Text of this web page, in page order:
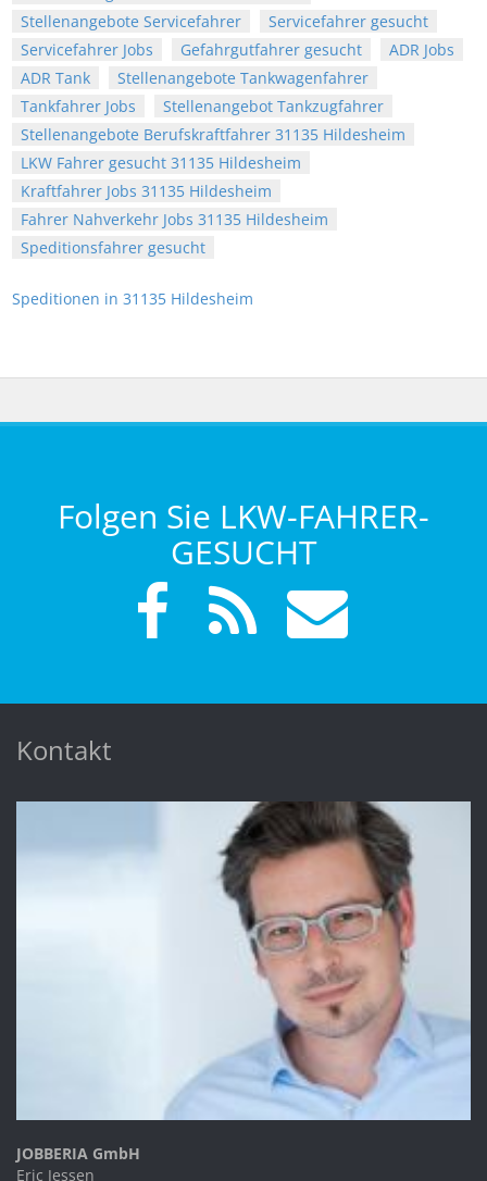
Stellenangebote Servicefahrer
Servicefahrer gesucht
Servicefahrer Jobs
Gefahrgutfahrer gesucht
ADR Jobs
ADR Tank
Stellenangebote Tankwagenfahrer
Tankfahrer Jobs
Stellenangebot Tankzugfahrer
Stellenangebote Berufskraftfahrer 31135 Hildesheim
LKW Fahrer gesucht 31135 Hildesheim
Kraftfahrer Jobs 31135 Hildesheim
Fahrer Nahverkehr Jobs 31135 Hildesheim
Speditionsfahrer gesucht
Speditionen in 31135 Hildesheim
Folgen Sie LKW-FAHRER-
GESUCHT
Kontakt
JOBBERIA GmbH
Eric Jessen